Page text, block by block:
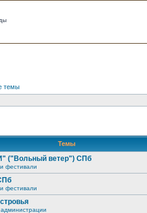
темы
Темы
ветер") СПб
фестивали
фестивали